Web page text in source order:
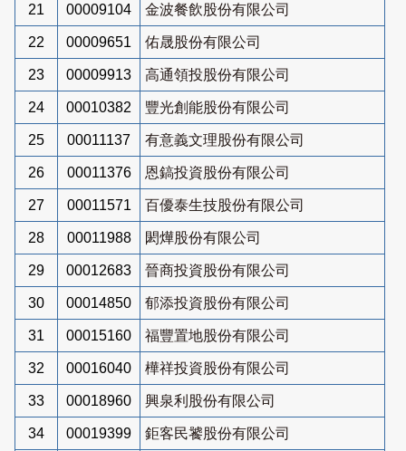
21 00009104 金波餐飲股份有限公司
22 00009651 佑晟股份有限公司
23 00009913 高通領投股份有限公司
24 00010382 豐光創能股份有限公司
25 00011137 有意義文理股份有限公司
26 00011376 恩鎬投資股份有限公司
27 00011571 百優泰生技股份有限公司
28 00011988 閎燁股份有限公司
29 00012683 晉商投資股份有限公司
30 00014850 郁添投資股份有限公司
31 00015160 福豐置地股份有限公司
32 00016040 樺祥投資股份有限公司
33 00018960 興泉利股份有限公司
34 00019399 鉅客民饕股份有限公司